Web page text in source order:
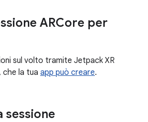
ARCore per
sul volto tramite Jetpack XR
che la tua app può creare.
sessione